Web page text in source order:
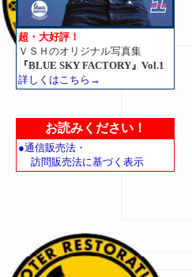
超・大好評！
ＶＳＨのオリジナル写真集
『BLUE SKY FACTORY』Vol.1
詳しくはこちら→
お読みください！
●通信販売法・
訪問販売法に基づく表示